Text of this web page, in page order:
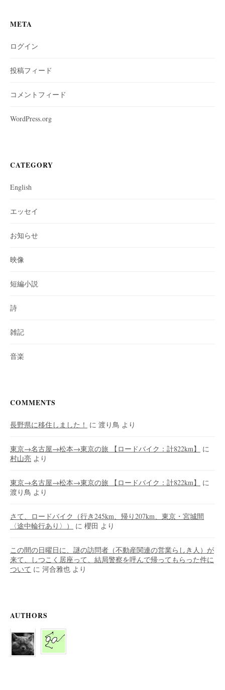
META
ログイン
投稿フィード
コメントフィード
WordPress.org
CATEGORY
English
エッセイ
お知らせ
映像
短編小説
詩
雑記
音楽
COMMENTS
長野県に移住しました！ に 渡り鳥 より
東京→名古屋→松本→東京の旅 【ロードバイク：計822km】
に
村山亮 より
東京→名古屋→松本→東京の旅 【ロードバイク：計822km】
に
渡り鳥 より
さて、ロードバイク（行き245km、帰り207km、東京・宮城間
〈途中輪行あり〉）
に 櫻田 より
この間の日曜日に、謎の訪問者（不動産関連の営業らしき人）が
来て、しつこく居座って、結局警察を呼んで帰ってもらった件に
ついて に 河合雅也 より
AUTHORS